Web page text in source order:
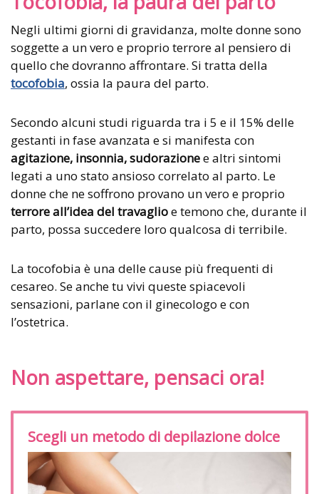
Negli ultimi giorni di gravidanza, molte donne sono
soggette a un vero e proprio terrore al pensiero di
quello che dovranno affrontare. Si tratta della
tocofobia, ossia la paura del parto.
Secondo alcuni studi riguarda tra i 5 e il 15% delle
gestanti in fase avanzata e si manifesta con
agitazione, insonnia, sudorazionee altri sintomi
legati a uno stato ansioso correlato al parto. Le
donne che ne soffrono provano un vero e proprio
terrore all’idea del travaglioe temono che, durante il
parto, possa succedere loro qualcosa di terribile.
La tocofobia è una delle cause più frequenti di
cesareo. Se anche tu vivi queste spiacevoli
sensazioni, parlane con il ginecologo e con
l’ostetrica.
Non aspettare, pensaci ora!
Scegli un metodo di depilazione dolce